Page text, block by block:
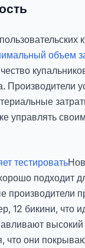
объем
Производители
управлять
тестировать
подходит
производители
12 бикини, что
что они